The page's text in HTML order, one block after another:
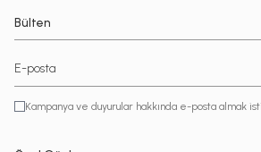
Bülten
Kampanya ve duyurular hakkında e-posta almak